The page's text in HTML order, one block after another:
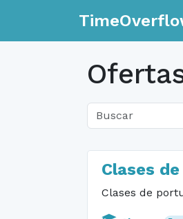
Clases
Clases de